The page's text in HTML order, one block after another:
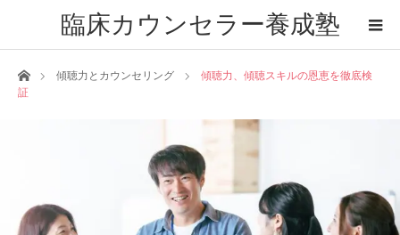
臨床カウンセラー養成塾
ホーム傾聴力とカウンセリング
傾聴力、傾聴スキルの恩恵を徹底検
証